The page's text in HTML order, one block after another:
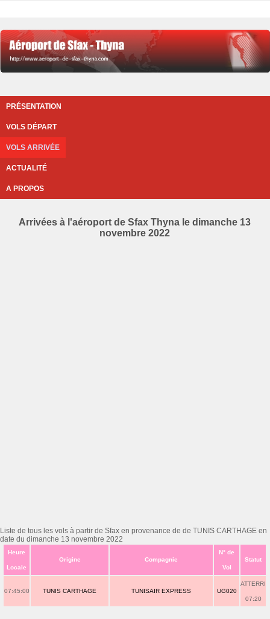
PRÉSENTATION
VOLS DÉPART
VOLS ARRIVÉE
ACTUALITÉ
A PROPOS
Arrivées à l'aéroport de Sfax Thyna le dimanche 13
novembre 2022
Liste de tous les vols à partir de Sfax en provenance de de TUNIS CARTHAGE en
date du dimanche 13 novembre 2022
Heure
Locale
Origine Compagnie
N° de
Vol
Statut
07:45:00 TUNIS CARTHAGE TUNISAIR EXPRESS UG020
ATTERRI
07:20